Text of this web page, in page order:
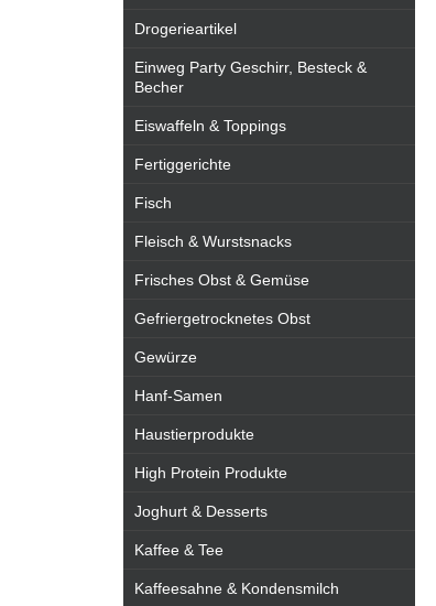
Drogerieartikel
Einweg Party Geschirr, Besteck &
Becher
Eiswaffeln & Toppings
Fertiggerichte
Fisch
Fleisch & Wurstsnacks
Frisches Obst & Gemüse
Gefriergetrocknetes Obst
Gewürze
Hanf-Samen
Haustierprodukte
High Protein Produkte
Joghurt & Desserts
Kaffee & Tee
Kaffeesahne & Kondensmilch